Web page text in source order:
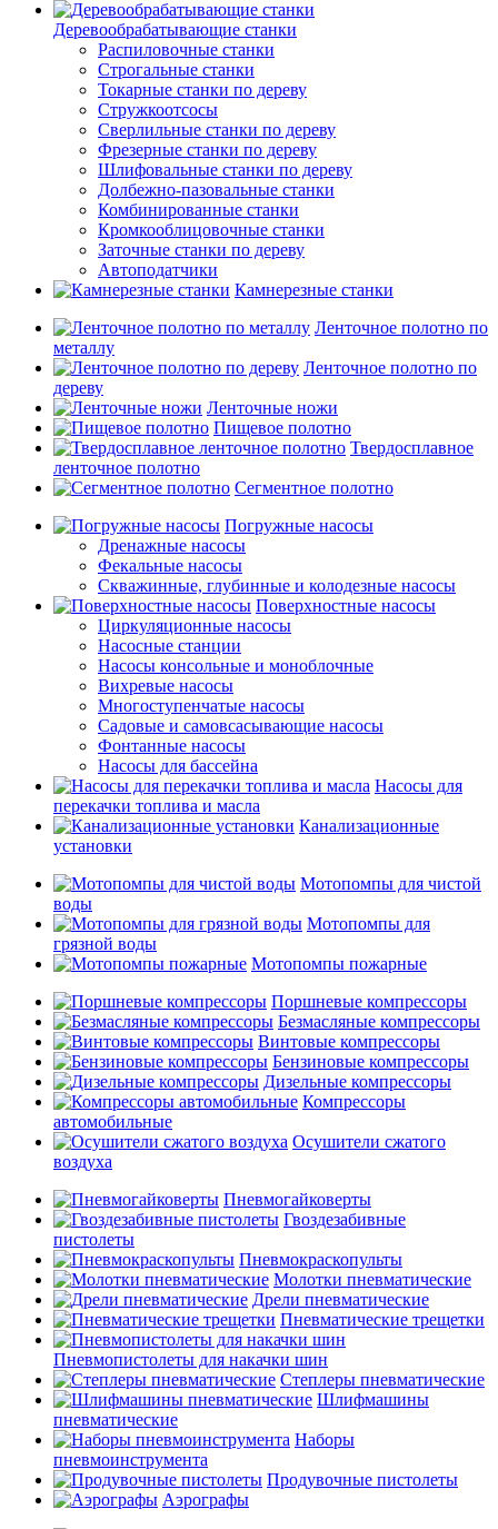
Деревообрабатывающие станки
Распиловочные станки
Строгальные станки
Токарные станки по дереву
Стружкоотсосы
Сверлильные станки по дереву
Фрезерные станки по дереву
Шлифовальные станки по дереву
Долбежно-пазовальные станки
Комбинированные станки
Кромкооблицовочные станки
Заточные станки по дереву
Автоподатчики
Камнерезные станки
Ленточное полотно по
металлу
Ленточное полотно по
дереву
Ленточные ножи
Пищевое полотно
Твердосплавное
ленточное полотно
Сегментное полотно
Погружные насосы
Дренажные насосы
Фекальные насосы
Скважинные, глубинные и колодезные насосы
Поверхностные насосы
Циркуляционные насосы
Насосные станции
Насосы консольные и моноблочные
Вихревые насосы
Многоступенчатые насосы
Садовые и самовсасывающие насосы
Фонтанные насосы
Насосы для бассейна
Насосы для
перекачки топлива и масла
Канализационные
установки
Мотопомпы для чистой
воды
Мотопомпы для
грязной воды
Мотопомпы пожарные
Поршневые компрессоры
Безмасляные компрессоры
Винтовые компрессоры
Бензиновые компрессоры
Дизельные компрессоры
Компрессоры
автомобильные
Осушители сжатого
воздуха
Пневмогайковерты
Гвоздезабивные
пистолеты
Пневмокраскопульты
Молотки пневматические
Дрели пневматические
Пневматические трещетки
Пневмопистолеты для накачки шин
Степлеры пневматические
Шлифмашины
пневматические
Наборы
пневмоинструмента
Продувочные пистолеты
Аэрографы